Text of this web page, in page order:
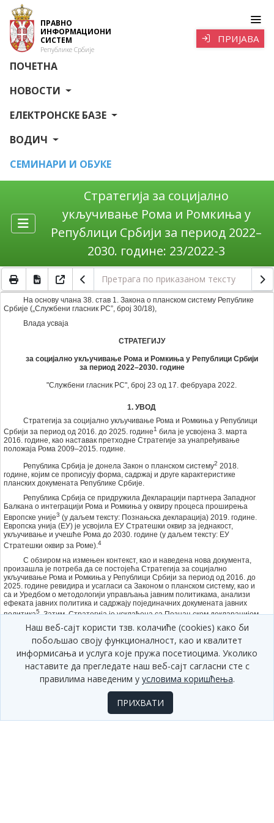
ПРАВНО
ИНФОРМАЦИОНИ
СИСТЕМ
Републике Србије
ПРИЈАВА
ПОЧЕТНА
НОВОСТИ
ЕЛЕКТРОНСКЕ БАЗЕ
ВОДИЧ
СЕМИНАРИ И ОБУКЕ
Наш веб-сајт користи тзв. колачиће (cookies) како би
побољшао своју функционалност, као и квалитет
информисања и услуга које пружа посетиоцима. Уколико
наставите да прегледате наш веб-сајт сагласни сте с
правилима наведеним у условима коришћења.
ПРИХВАТИ
Стратегија за социјално
укључивање Рома и Ромкиња у
Републици Србији за период 2022–
2030. године: 23/2022-3
На основу члана 38. став 1. Закона о планском систему Републике
Србије („Службени гласник РС”, број 30/18),
Влада усваја
СТРАТЕГИЈУ
за социјално укључивање Рома и Ромкиња у Републици Србији
за период 2022–2030. године
"Службени гласник РС", број 23 од 17. фебруара 2022.
1. УВОД
Стратегија за социјално укључивање Рома и Ромкиња у Републици
Србији за период од 2016. до 2025. године1 била је усвојена 3. марта
2016. године, као наставак претходне Стратегије за унапређивање
положаја Рома 2009–2015. године.
Република Србија је донела Закон о планском систему2 2018.
године, којим се прoписују форма, садржај и друге карактеристике
планских докумената Републике Србије.
Република Србија се придружила Декларацији партнера Западног
Балкана о интеграцији Рома и Ромкиња у оквиру процеса проширења
Европске уније3 (у даљем тексту: Познањска декларација) 2019. године.
Европска унија (ЕУ) је усвојила ЕУ Стратешки оквир за једнакост,
укључивање и учешће Рома до 2030. године (у даљем тексту: ЕУ
Стратешки оквир за Роме). 4
С обзиром на измењен контекст, као и наведена нова документа,
произашла је потреба да се постојећа Стратегија за социјално
укључивање Рома и Ромкиња у Републици Србији за период од 2016. до
2025. године ревидира и усагласи са Законом о планском систему, као и
са и Уредбом о методологији управљања јавним политикама, анализи
ефеката јавних политика и садржају појединачних докумената јавних
политика5. Затим, Стратегија је усклађена са Познањском декларацијом
и ЕУ Стратешким оквиром за Роме.
Министарство за људска и мањинска права и друштвени дијалог
покренуло је иницијативу за ревизију Стратегије за социјално
укључивање Рома и Ромкиња у Републици Србији за период од 2016. до
2025. године, као надлежни предлагач, а у складу са чланом 29. став 1.
Закона о планском систему Републике Србије. У складу са наведеним
документима, период спровођења Стратегије је од 2022. до 2030.
Стратегија за социјално укључивање Рома и Ромкиња у Републици
Србији за период од 2022–2030. године (у даљем тексту: Стратегија) је
усаглашена на нивоу Стручне групе Координационог тела за